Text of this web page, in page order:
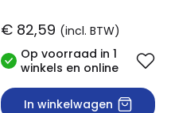
€ 82,59 (incl. BTW)
Op voorraad in 1
winkels en online
In winkelwagen